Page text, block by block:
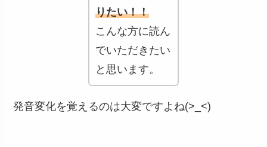
りたい！！
こんな方に読ん
でいただきたい
と思います。
発音変化を覚えるのは大変ですよね(>_<)